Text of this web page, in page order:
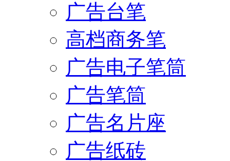
广告台笔
高档商务笔
广告电子笔筒
广告笔筒
广告名片座
广告纸砖